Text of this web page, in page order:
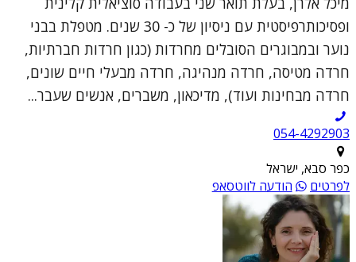
ופסיכותרפיסטית עם ניסיון של כ- 30 שנים. מטפלת בבני
נוער ובמבוגרים הסובלים מחרדות (כגון חרדות חברתיות,
חרדה מטיסה, חרדה מנהיגה, חרדה מבעלי חיים שונים,
חרדה מבחינות ועוד), מדיכאון, משברים, אנשים שעבר...
054-4292903
כפר סבא, ישראל
לפרטים
הודעה לווטסאפ